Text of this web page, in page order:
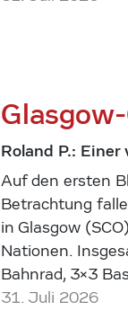
Roland P.:
Auf den ersten
Betrachtung
in Glasgow
Nationen.
Bahnrad, 3×3
31. Juli 2026